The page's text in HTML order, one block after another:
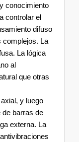
conocimiento
controlar el
difuso
complejos. La
La lógica
al
que otras
y luego
de barras de
externa. La